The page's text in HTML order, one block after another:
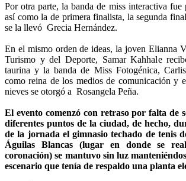
Por otra parte, la banda de miss interactiva fue
así como la de primera finalista, la segunda
se la llevó Grecia Hernández.
En el mismo orden de ideas, la joven Elianna
Turismo y del Deporte, Samar Kahhale
taurina y la banda de Miss Fotogénica,
como reina de los medios de comunicación y
nieves se otorgó a Rosangela Peña.
El evento comenzó con retraso por falta de
diferentes puntos de la ciudad, de hecho,
de la jornada el gimnasio techado de tenis
Águilas Blancas (lugar en donde se
coronación) se mantuvo sin luz
escenario que tenía de respaldo una planta